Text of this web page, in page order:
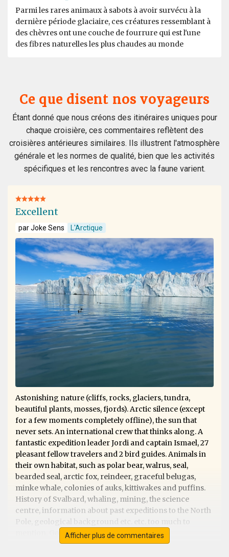
Parmi les rares animaux à sabots à avoir survécu à la
dernière période glaciaire, ces créatures ressemblant à
des chèvres ont une couche de fourrure qui est l'une
des fibres naturelles les plus chaudes au monde
Ce que disent nos voyageurs
Étant donné que nous créons des itinéraires uniques pour
chaque croisière, ces commentaires reflètent des
croisières antérieures similaires. Ils illustrent l'atmosphère
générale et les normes de qualité, bien que les activités
spécifiques et les rencontres avec la faune varient.
Excellent
par Joke Sens L'Arctique
Astonishing nature (cliffs, rocks, glaciers, tundra,
beautiful plants, mosses, fjords). Arctic silence (except
for a few moments completely offline), the sun that
never sets. An international crew that thinks along. A
fantastic expedition leader Jordi and captain Ismael, 27
pleasant fellow travelers and 2 bird guides. Animals in
their own habitat, such as polar bear, walrus, seal,
bearded seal, arctic fox, reindeer, graceful belugas,
minke whale, colonies of auks, kittiwakes and puffins.
History of Svalbard, whaling, mining, the science
centre, information about past expeditions to the North
Pole, geological background etc. etc. too much to
mention. Good food and good weather!
Afficher plus de commentaires